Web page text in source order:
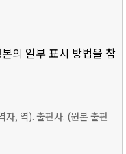
의 일부 표시 방법을 참
자, 역). 출판사. (원본 출판